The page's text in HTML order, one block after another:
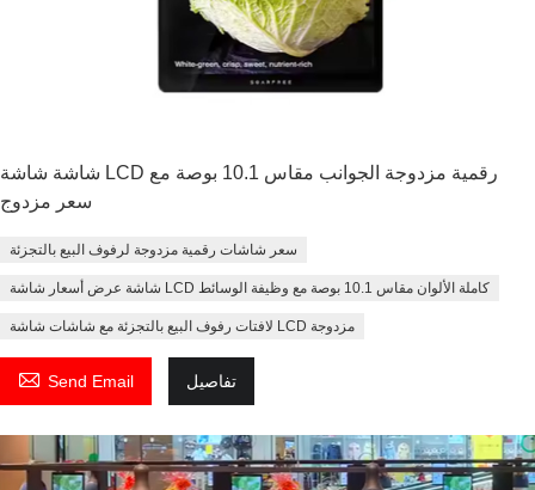
شاشة شاشة LCD رقمية مزدوجة الجوانب مقاس 10.1 بوصة مع
سعر مزدوج
سعر شاشات رقمية مزدوجة لرفوف البيع بالتجزئة
شاشة عرض أسعار شاشة LCD كاملة الألوان مقاس 10.1 بوصة مع وظيفة الوسائط
لافتات رفوف البيع بالتجزئة مع شاشات شاشة LCD مزدوجة
 Send Email تفاصيل